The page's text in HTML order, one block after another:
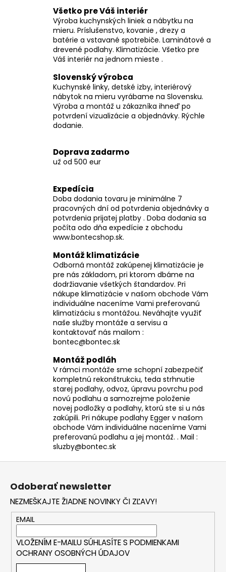
l
á
d
a
c
e
p
r
v
v
ý
u
Všetko pre Váš interiér
Výroba kuchynských liniek a nábytku na
mieru. Príslušenstvo, kovanie , drezy a
batérie a vstavané spotrebiče. Laminátové a
drevené podlahy. Klimatizácie. Všetko pre
Váš interiér na jednom mieste .
Slovenský výrobca
Kuchynské linky, detské izby, interiérový
nábytok na mieru vyrábame na Slovensku.
Výroba a montáž u zákazníka ihneď po
potvrdení vizualizácie a objednávky. Rýchle
dodanie.
Doprava zadarmo
už od 500 eur
Expedícia
Doba dodania tovaru je minimálne 7
pracovných dní od potvrdenia objednávky a
potvrdenia prijatej platby . Doba dodania sa
počíta odo dňa expedície z obchodu
www.bontecshop.sk.
Montáž klimatizácie
Odborná montáž zakúpenej klimatizácie je
pre nás základom, pri ktorom dbáme na
dodržiavanie všetkých štandardov. Pri
nákupe klimatizácie v našom obchode Vám
individuálne naceníme Vami preferovanú
klimatizáciu s montážou. Neváhajte využiť
naše služby montáže a servisu a
kontaktovať nás mailom :
bontec@bontec.sk
Montáž podláh
V rámci montáže sme schopní zabezpečiť
kompletnú rekonštrukciu, teda strhnutie
starej podlahy, odvoz, úpravu povrchu pod
novú podlahu a samozrejme položenie
novej podložky a podlahy, ktorú ste si u nás
zakúpili. Pri nákupe podlahy Egger v našom
obchode Vám individuálne naceníme Vami
preferovanú podlahu a jej montáž. . Mail :
sluzby@bontec.sk
Z
Odoberať newsletter
NEZMEŠKAJTE ŽIADNE NOVINKY ČI ZĽAVY!
EMAIL
VLOŽENÍM E-MAILU SÚHLASÍTE S PODMIENKAMI
OCHRANY OSOBNÝCH ÚDAJOV